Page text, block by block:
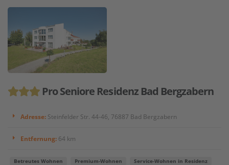
Pro Seniore Residenz Bad Bergzabern
Adresse: Steinfelder Str. 44-46, 76887 Bad Bergzabern
Entfernung: 64 km
Betreutes Wohnen Premium-Wohnen Service-Wohnen in Residenz